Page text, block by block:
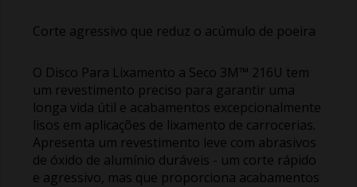
Corte agressivo que reduz o acúmulo de poeira
O Disco Para Lixamento a Seco 3M™ 216U tem
um revestimento preciso para garantir uma
longa vida útil e acabamentos excepcionalmente
lisos em aplicações de lixamento de carrocerias.
Apresenta um revestimento leve com abrasivos
de óxido de alumínio duráveis - um corte rápido
e agressivo, mas que proporciona acabamentos